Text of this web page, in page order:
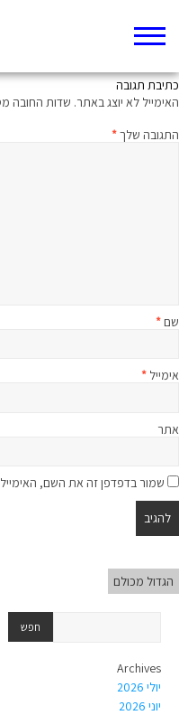
כתיבת תגובה
האימייל לא יוצג באתר. שדות החובה
התגובה שלך*
שם*
אימייל *
אתר
שמור בדפדפן זה את השם,
הגדול מכולם
Archives
יולי 2026
יוני 2026